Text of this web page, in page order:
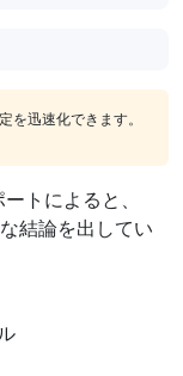
を迅速化できます。
トによると、
結論を出してい